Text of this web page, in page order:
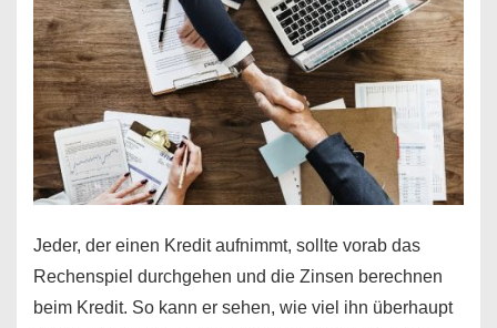
Jeder, der einen Kredit aufnimmt, sollte vorab das
Rechenspiel durchgehen und die Zinsen berechnen
beim Kredit. So kann er sehen, wie viel ihn überhaupt